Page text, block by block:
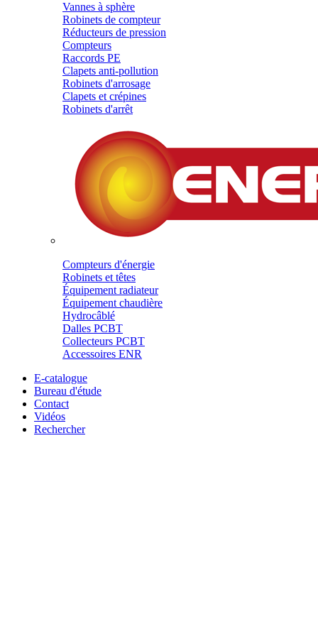
Vannes à sphère
Robinets de compteur
Réducteurs de pression
Compteurs
Raccords PE
Clapets anti-pollution
Robinets d'arrosage
Clapets et crépines
Robinets d'arrêt
Compteurs d'énergie
Robinets et têtes
Équipement radiateur
Équipement chaudière
Hydrocâblé
Dalles PCBT
Collecteurs PCBT
Accessoires ENR
E-catalogue
Bureau d'étude
Contact
Vidéos
Rechercher